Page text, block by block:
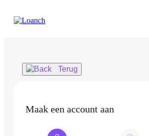
Terug
Maak een account aan